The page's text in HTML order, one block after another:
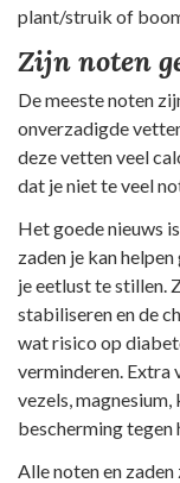
plant/struik of
Zijn noten
De meeste noten
onverzadigde
deze vetten veel
dat je niet te veel
Het goede nieuws
zaden je kan
je eetlust te stillen.
stabiliseren en de
wat risico op
verminderen. Extra
vezels,
bescherming tegen
Alle noten en